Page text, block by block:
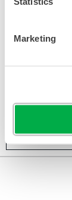
Marketing
COL412